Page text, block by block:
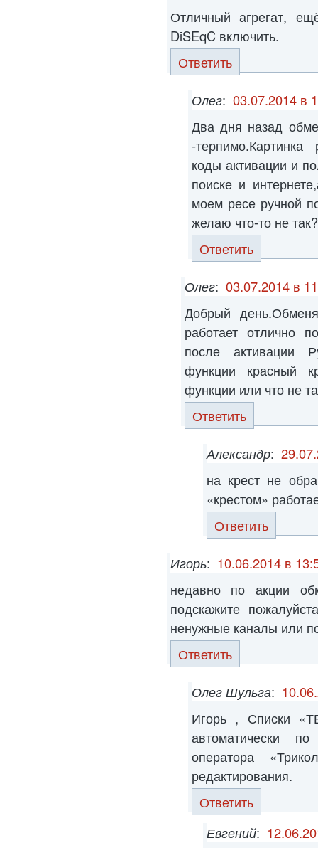
Отличный агрегат,
DiSEqC включить.
Ответить
Олег: 03.07.2014 в
Два дня назад
-
коды активации и
поиске и
моем ресе ручной
желаю что-то не так?
Ответить
Олег: 03.07.2014 в
Добрый
работает отлично
после активации
функции красный
функции или что не
Ответить
Александр:
на крест не
«крестом»
Ответить
Игорь: 10.06.2014 в
недавно по акции
подскажите
ненужные каналы или
Ответить
Олег Шульга:
Игорь , Списки
автоматически
оператора
редактирования.
Ответить
Евгений: